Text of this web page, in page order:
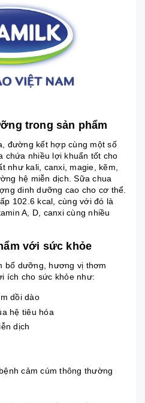
trong sản phẩm
đường kết hợp cùng một số
chứa nhiều lợi khuẩn tốt cho
như kali, canxi, magie, kẽm,
hệ miễn dịch. Sữa chua
dinh dưỡng cao cho cơ thể.
102.6 kcal, cùng với đó là
A, D, canxi cùng nhiều
với sức khỏe
bổ dưỡng, hương vị thơm
ích cho sức khỏe như:
dồi dào
hệ tiêu hóa
dịch
cảm cúm thông thường